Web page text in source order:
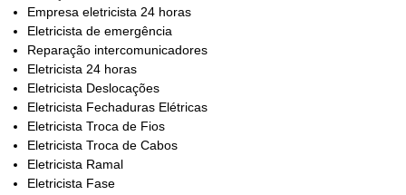
Empresa eletricista 24 horas
Eletricista de emergência
Reparação intercomunicadores
Eletricista 24 horas
Eletricista Deslocações
Eletricista Fechaduras Elétricas
Eletricista Troca de Fios
Eletricista Troca de Cabos
Eletricista Ramal
Eletricista Fase